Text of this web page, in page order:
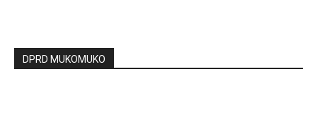
DPRD MUKOMUKO